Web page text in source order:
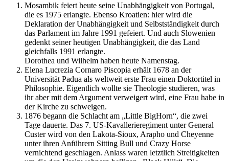
Mosambik feiert heute seine Unabhängigkeit von Portugal,
die es 1975 erlangte. Ebenso Kroatien: hier wird die
Deklaration der Unabhängigkeit und Selbstständigkeit durch
das Parlament im Jahre 1991 gefeiert. Und auch Slowenien
gedenkt seiner heutigen Unabhängigkeit, die das Land
gleichfalls 1991 erlangte.
Dorothea und Wilhelm haben heute Namenstag.
Elena Lucrezia Cornaro Piscopia erhält 1678 an der
Universität Padua als weltweit erste Frau einen Doktortitel in
Philosophie. Eigentlich wollte sie Theologie studieren, was
ihr aber mit dem Argument verweigert wird, eine Frau habe in
der Kirche zu schweigen.
1876 begann die Schlacht am „Little BigHorn“, die zwei
Tage dauerte. Das 7. US-Kavallerieregiment unter General
Custer wird von den Lakota-Sioux, Arapho und Cheyenne
unter ihren Anführern Sitting Bull und Crazy Horse
vernichtend geschlagen. Anlass waren letztlich Streitigkeiten